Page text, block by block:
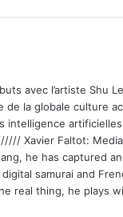
avec l’artiste Shu
la globale culture
artificielles.
Xavier Faltot:
he has captured
samurai and
real thing, he plays